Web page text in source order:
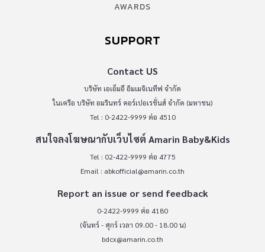
AWARDS
SUPPORT
Contact US
บริษัท เอเอ็มอี อิมเมจิเนทีฟ จำกัด
ในเครือ บริษัท อมรินทร์ คอร์เปอเรชั่นส์ จำกัด (มหาชน)
Tel : 0-2422-9999 ต่อ 4510
สนใจลงโฆษณากับเว็บไซต์ Amarin Baby&Kids
Tel : 02-422-9999 ต่อ 4775
Email : abkofficial@amarin.co.th
Report an issue or send feedback
0-2422-9999 ต่อ 4180
(จันทร์ - ศุกร์ เวลา 09.00 - 18.00 น)
bdcx@amarin.co.th